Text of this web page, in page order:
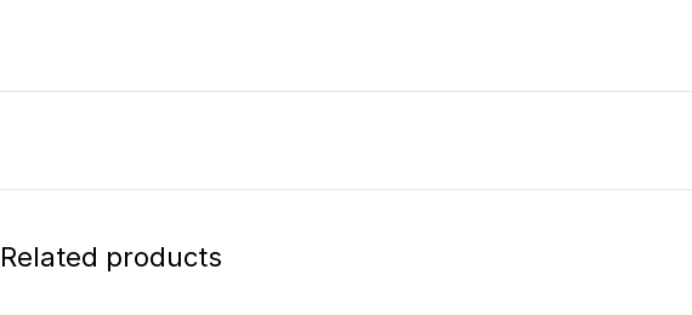
Related products